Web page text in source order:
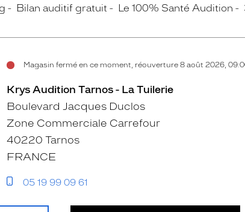
Bilan auditif gratuit Le 100% Santé Audition
Magasin fermé en ce moment, réouverture 8 août 2026,
Krys Audition Tarnos - La Tuilerie
Boulevard Jacques Duclos
Zone Commerciale Carrefour
40220 Tarnos
FRANCE
05 19 99 09 61